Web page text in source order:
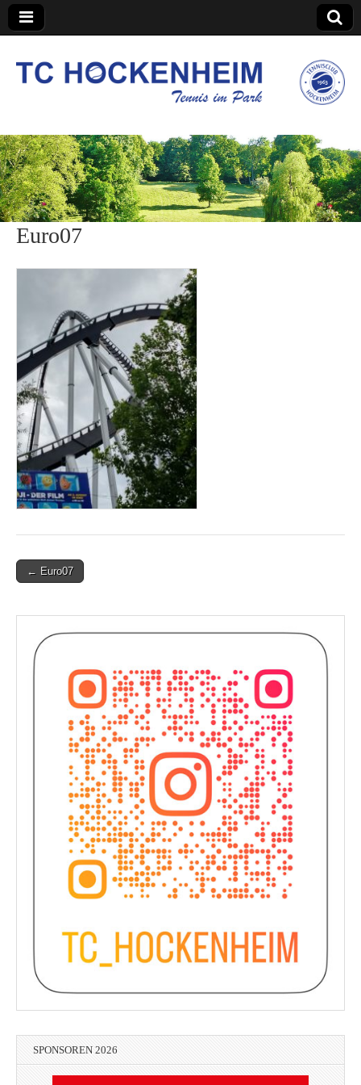
TC Hockenheim
Euro07
Post← Euro07
SPONSOREN 2026